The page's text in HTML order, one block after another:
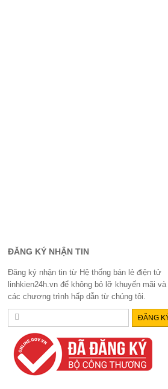
ĐĂNG KÝ NHẬN TIN
Đăng ký nhận tin từ Hệ thống bán lẻ điện tử
linhkien24h.vn để không bỏ lỡ khuyến mãi và
các chương trình hấp dẫn từ chúng tôi.